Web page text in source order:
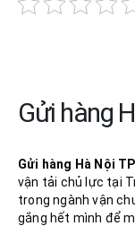
Gửi hàng
Gửi hàng Hà Nội
vận tải chủ lực tại
trong ngành vận
gắng hết mình để